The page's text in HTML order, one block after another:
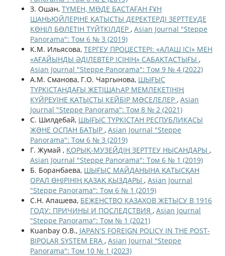
З. Ошан, ТҮМЕН, МӨДЕ БАСТАҒАН ҒҰН
ШАНЬЮЙЛЕРІНЕ ҚАТЫСТЫ ДЕРЕКТЕРДІ ЗЕРТТЕУДЕ
КӨҢІЛ БӨЛЕТІН ТҮЙТКІЛДЕР , Asian Journal "Steppe
Panorama": Том 6 № 3 (2019)
К.М. Ильясова, ТЕРГЕУ ПРОЦЕСТЕРІ: «АЛАШ ІСІ» МЕН
«АҒАЙЫНДЫ ӘДІЛЕВТЕР ІСІНІҢ» САБАҚТАСТЫҒЫ ,
Asian Journal "Steppe Panorama": Том 9 № 4 (2022)
А.М. Сманова, Г.О. Чаргынова, ШЫҒЫС
ТҮРКІСТАНДАҒЫ ЖЕТІШАҺАР МЕМЛЕКЕТІНІҢ
КҮЙРЕУІНЕ ҚАТЫСТЫ КЕЙБІР МƏСЕЛЕЛЕР , Asian
Journal "Steppe Panorama": Том 8 № 2 (2021)
С. Шилдебай, ШЫҒЫС ТҮРКІСТАН РЕСПУБЛИКАСЫ
ЖƏНЕ ОСПАН БАТЫР , Asian Journal "Steppe
Panorama": Том 6 № 3 (2019)
Г. Жумай , ҚОРЫҚ-МУЗЕЙДІҢ ЗЕРТТЕУ НЫСАНДАРЫ ,
Asian Journal "Steppe Panorama": Том 6 № 1 (2019)
Б. Боранбаева, ШЫҒЫС МАЙДАНЫНА ҚАТЫСҚАН
ОРАЛ ӨҢІРІНІҢ ҚАЗАҚ ҚЫЗДАРЫ , Asian Journal
"Steppe Panorama": Том 6 № 1 (2019)
С.Н. Апашева, БЕЖЕНСТВО КАЗАХОВ ЖЕТЫСУ В 1916
ГОДУ: ПРИЧИНЫ И ПОСЛЕДСТВИЯ , Asian Journal
"Steppe Panorama": Том № 1 (2021)
Kuanbay O.B., JAPAN'S FOREIGN POLICY IN THE POST-
BIPOLAR SYSTEM ERA , Asian Journal "Steppe
Panorama": Том 10 № 1 (2023)